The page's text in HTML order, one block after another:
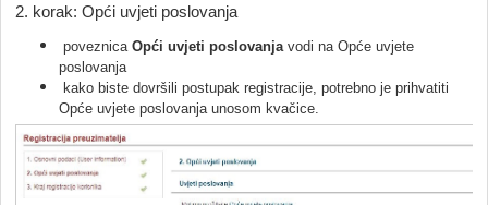
2. korak: Opći uvjeti poslovanja
poveznica Opći uvjeti poslovanja vodi na Opće uvjete
poslovanja
kako biste dovršili postupak registracije, potrebno je prihvatiti
Opće uvjete poslovanja unosom kvačice.